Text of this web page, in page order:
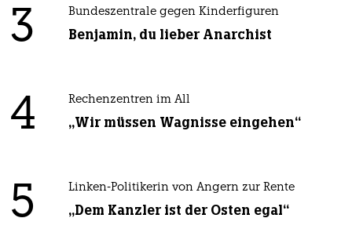
3 Bundeszentrale gegen Kinderfiguren
Benjamin, du lieber Anarchist
4 Rechenzentren im All
„Wir müssen Wagnisse eingehen“
5 Linken-Politikerin von Angern zur Rente
„Dem Kanzler ist der Osten egal“